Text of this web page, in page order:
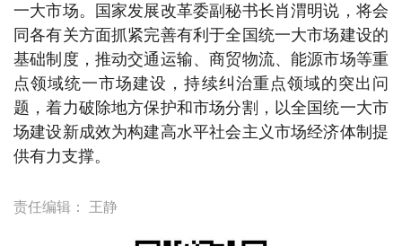
一大市场。国家发展改革委副秘书长肖渭明说，将会
同各有关方面抓紧完善有利于全国统一大市场建设的
基础制度，推动交通运输、商贸物流、能源市场等重
点领域统一市场建设，持续纠治重点领域的突出问
题，着力破除地方保护和市场分割，以全国统一大市
场建设新成效为构建高水平社会主义市场经济体制提
供有力支撑。
责任编辑： 王静